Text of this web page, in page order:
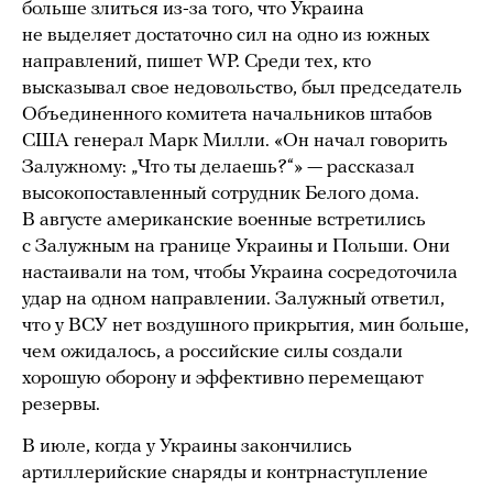
больше злиться из-за того, что Украина
не выделяет достаточно сил на одно из южных
направлений, пишет WP. Среди тех, кто
высказывал свое недовольство, был председатель
Объединенного комитета начальников штабов
США генерал Марк Милли. «Он начал говорить
Залужному: „Что ты делаешь?“» — рассказал
высокопоставленный сотрудник Белого дома.
В августе американские военные встретились
с Залужным на границе Украины и Польши. Они
настаивали на том, чтобы Украина сосредоточила
удар на одном направлении. Залужный ответил,
что у ВСУ нет воздушного прикрытия, мин больше,
чем ожидалось, а российские силы создали
хорошую оборону и эффективно перемещают
резервы.
В июле, когда у Украины закончились
артиллерийские снаряды и контрнаступление